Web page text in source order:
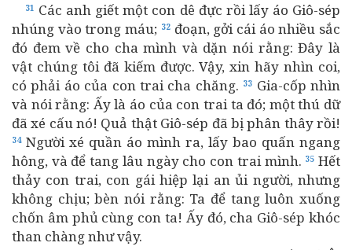
31 Các anh giết một con dê đực rồi lấy áo Giô-sép
nhúng vào trong máu; 32đoạn, gởi cái áo nhiều sắc
đó đem về cho cha mình và dặn nói rằng: Đây là
vật chúng tôi đã kiếm được. Vậy, xin hãy nhìn coi,
có phải áo của con trai cha chăng. 33 Gia-cốp nhìn
và nói rằng: Ấy là áo của con trai ta đó; một thú dữ
đã xé cấu nó! Quả thật Giô-sép đã bị phân thây rồi!
34Người xé quần áo mình ra, lấy bao quấn ngang
hông, và để tang lâu ngày cho con trai mình. 35 Hết
thảy con trai, con gái hiệp lại an ủi người, nhưng
không chịu; bèn nói rằng: Ta để tang luôn xuống
chốn âm phủ cùng con ta! Ấy đó, cha Giô-sép khóc
than chàng như vậy.